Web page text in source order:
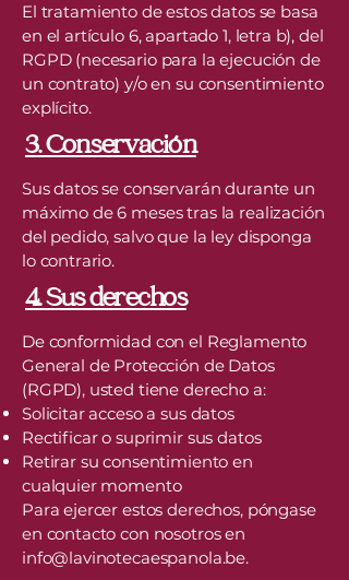
El tratamiento de estos datos se basa
en el artículo 6, apartado 1, letra b), del
RGPD (necesario para la ejecución de
un contrato) y/o en su consentimiento
explícito.
3. Conservación
Sus datos se conservarán durante un
máximo de 6 meses tras la realización
del pedido, salvo que la ley disponga
lo contrario.
4. Sus derechos
De conformidad con el Reglamento
General de Protección de Datos
(RGPD), usted tiene derecho a:
Solicitar acceso a sus datos
Rectificar o suprimir sus datos
Retirar su consentimiento en
cualquier momento
Para ejercer estos derechos, póngase
en contacto con nosotros en
info@lavinotecaespanola.be.